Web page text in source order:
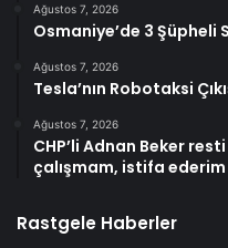
Ağustos 7, 2026
Osmaniye’de 3 Şüpheli
Ağustos 7, 2026
Tesla’nın Robotaksi
Ağustos 7, 2026
CHP’li Adnan Beker
çalışmam, istifa ederim
Rastgele Haberler